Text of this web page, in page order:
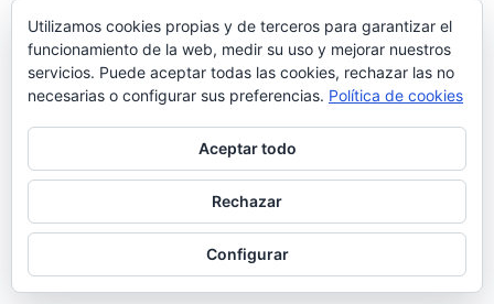
José Antonio Cots RojasenLos últimos coletazos de una
enseñanza basada en el miedo #6.651
Manuel Justo Morales
Urbaluz, cuando El Puerto se vistió
Juan Carlos Neva DelgadoenUrbaluz, cuando El Puerto se
Magdalena Rodríguez LaraenUrbaluz, cuando El Puerto se
vistió la americana #6.652
Utilizamos cookies propias y de terceros para garantizar el
funcionamiento de la web, medir su uso y mejorar nuestros
servicios. Puede aceptar todas las cookies, rechazar las no
necesarias o configurar sus preferencias. Política de cookies
Aceptar todo
Rechazar
Configurar